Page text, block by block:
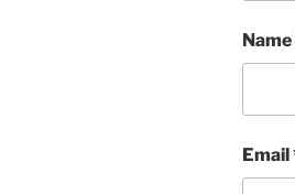
Name
Email